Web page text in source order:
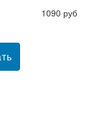
1090 руб